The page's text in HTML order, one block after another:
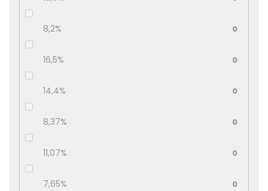
8,2% 0
16,5% 0
14,4% 0
8,37% 0
11,07% 0
7,65% 0